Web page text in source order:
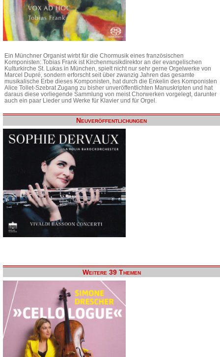
Ein Münchner Organist wirbt für die Chormusik eines französischen
Komponisten: Tobias Frank ist Kirchenmusikdirektor an der evangelischen
Kulturkirche St. Lukas in München, spielt nicht nur sehr gerne Orgelwerke von
Marcel Dupré, sondern erforscht seit über zwanzig Jahren das gesamte
musikalische Erbe dieses Komponisten, hat durch die Enkelin des Komponisten
Alice Tollet-Szebrat Zugang zu bisher unveröffentlichten Manuskripten und hat
daraus diese vorliegende Sammlung von meist Chorwerken vorgelegt, darunter
auch ein paar Lieder und Werke für Klavier und für Orgel.
Neuveröffentlichungen
Weitere 39 Themen